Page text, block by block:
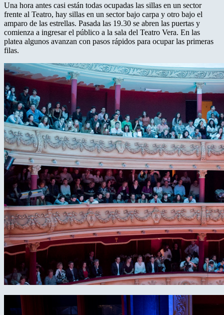
Una hora antes casi están todas ocupadas las sillas en un sector
frente al Teatro, hay sillas en un sector bajo carpa y otro bajo el
amparo de las estrellas. Pasada las 19.30 se abren las puertas y
comienza a ingresar el público a la sala del Teatro Vera. En las
platea algunos avanzan con pasos rápidos para ocupar las primeras
filas.